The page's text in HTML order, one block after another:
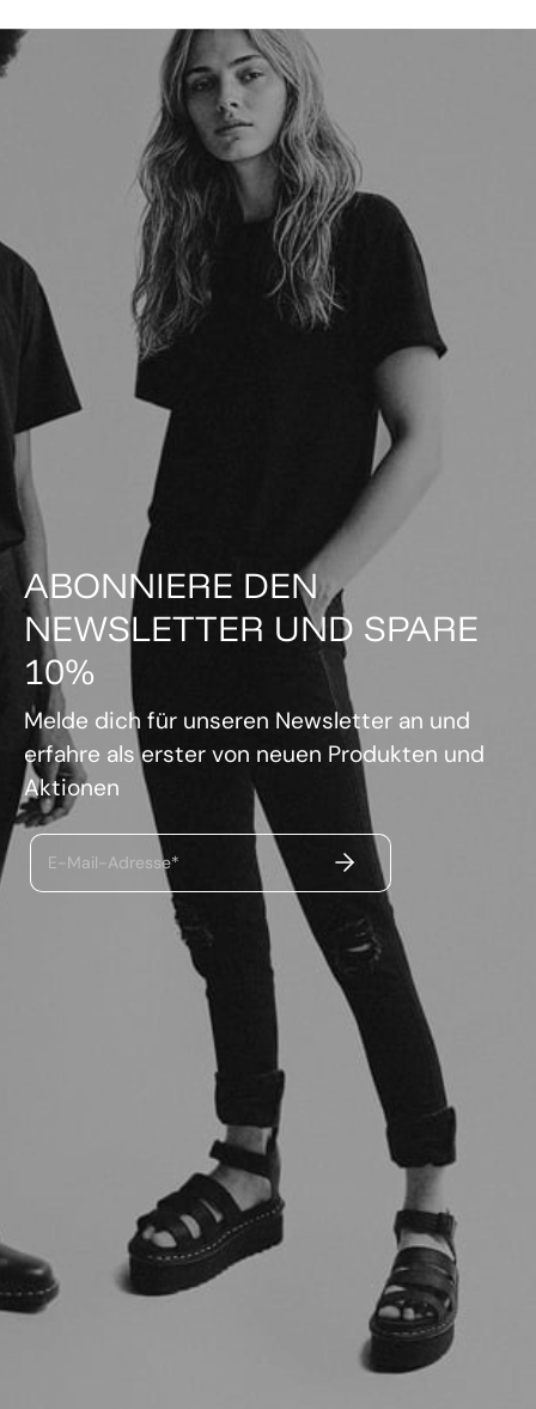
ABONNIERE DEN
NEWSLETTER UND SPARE
10%
Melde dich für unseren Newsletter an und
erfahre als erster von neuen Produkten und
Aktionen
E-Mail-Adresse* ABSENDEN